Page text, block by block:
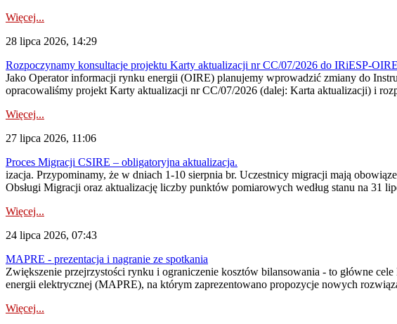
Więcej...
28 lipca 2026, 14:29
Rozpoczynamy konsultacje projektu Karty aktualizacji nr CC/07/2026 do IRiESP-OIRE
Jako Operator informacji rynku energii (OIRE) planujemy wprowadzić zmiany do
opracowaliśmy projekt Karty aktualizacji nr CC/07/2026 (dalej: Karta aktualizacji) i
Więcej...
27 lipca 2026, 11:06
Proces Migracji CSIRE – obligatoryjna aktualizacja.
izacja. Przypominamy, że w dniach 1-10 sierpnia br. Uczestnicy migracji mają
Obsługi Migracji oraz aktualizację liczby punktów pomiarowych według stanu na 31
Więcej...
24 lipca 2026, 07:43
MAPRE - prezentacja i nagranie ze spotkania
Zwiększenie przejrzystości rynku i ograniczenie kosztów bilansowania - to główne
energii elektrycznej (MAPRE), na którym zaprezentowano propozycje nowych
Więcej...